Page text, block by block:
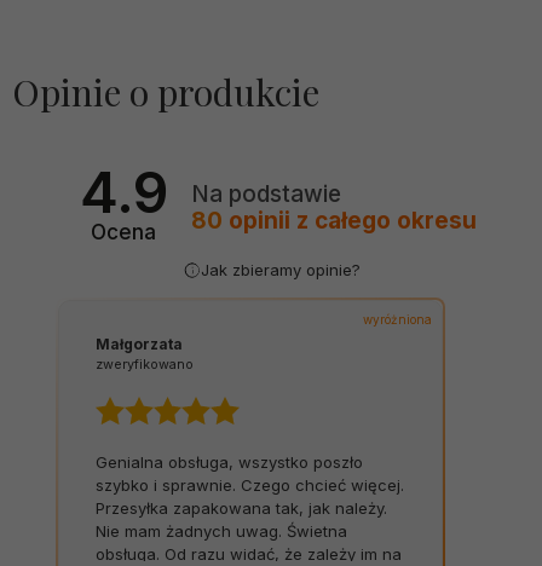
Opinie o produkcie
4.9
Ocena
Na podstawie
80 opinii z całego okresu
Jak zbieramy opinie?
wyróżniona
Małgorzata
zweryfikowano
Genialna obsługa, wszystko poszło
szybko i sprawnie. Czego chcieć więcej.
Przesyłka zapakowana tak, jak należy.
Nie mam żadnych uwag. Świetna
obsługa. Od razu widać, że zależy im na